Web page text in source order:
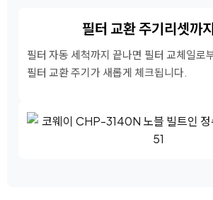
필터 교환 주기리셋까
필터 자동 세척까지 끝나면 필터 교체일로
필터 교환 주기가 새롭게 체크됩니다.